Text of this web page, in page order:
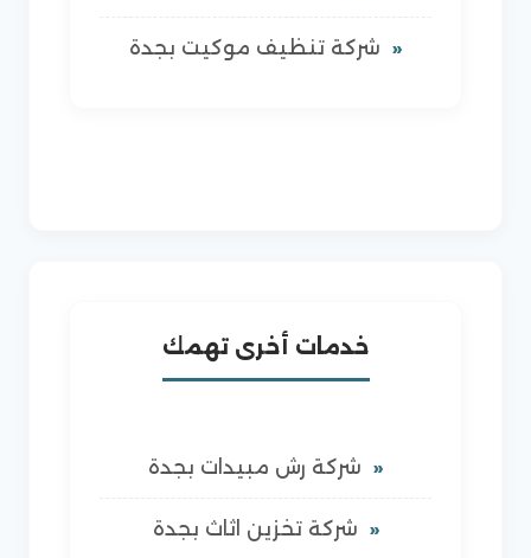
شركة تنظيف موكيت بجدة
خدمات أخرى تهمك
شركة رش مبيدات بجدة
شركة تخزين اثاث بجدة